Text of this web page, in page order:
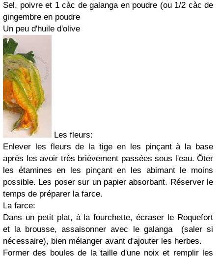
Sel, poivre et 1 càc de galanga en poudre (ou 1/2 càc de
gingembre en poudre
Un peu d'huile d'olive
Les fleurs:
Enlever les fleurs de la tige en les pinçant à la base
après les avoir très brièvement passées sous l'eau. Ôter
les étamines en les pinçant en les abimant le moins
possible. Les poser sur un papier absorbant. Réserver le
temps de préparer la farce.
La farce:
Dans un petit plat, à la fourchette, écraser le Roquefort
et la brousse, assaisonner avec le galanga (saler si
nécessaire), bien mélanger avant d'ajouter les herbes.
Former des boules de la taille d'une noix et remplir les